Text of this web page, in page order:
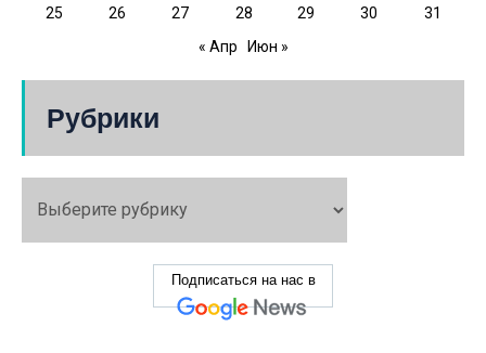
25 26 27 28 29 30
31
« Апр
Июн »
Рубрики
Подписаться на нас в